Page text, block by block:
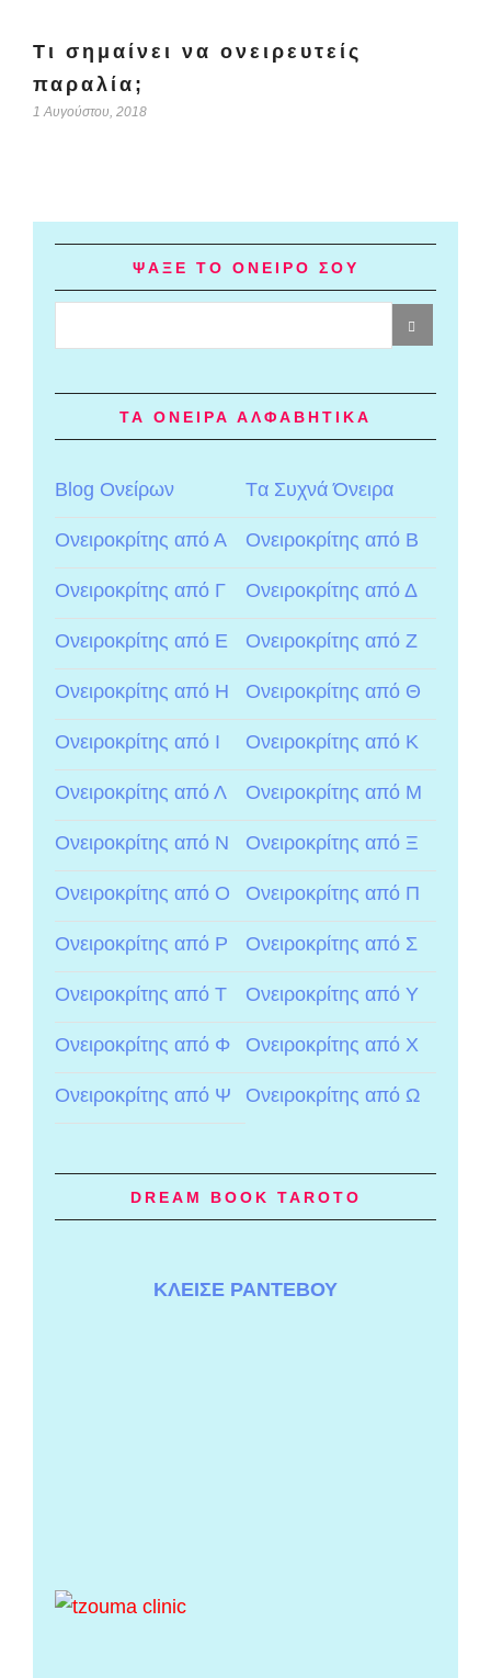
Τι σημαίνει να ονειρευτείς
παραλία;
1 Αυγούστου, 2018
ΨΑΞΕ ΤΟ ΟΝΕΙΡΟ ΣΟΥ
ΤΑ ΟΝΕΙΡΑ ΑΛΦΑΒΗΤΙΚΑ
Blog Ονείρων Tα Συχνά Όνειρα
Ονειροκρίτης από Α Ονειροκρίτης από Β
Ονειροκρίτης από Γ Ονειροκρίτης από Δ
Ονειροκρίτης από Ε Ονειροκρίτης από Ζ
Ονειροκρίτης από Η Ονειροκρίτης από Θ
Ονειροκρίτης από Ι Ονειροκρίτης από Κ
Ονειροκρίτης από Λ Ονειροκρίτης από Μ
Ονειροκρίτης από Ν Ονειροκρίτης από Ξ
Ονειροκρίτης από Ο Ονειροκρίτης από Π
Ονειροκρίτης από Ρ Ονειροκρίτης από Σ
Ονειροκρίτης από Τ Ονειροκρίτης από Υ
Ονειροκρίτης από Φ Ονειροκρίτης από Χ
Ονειροκρίτης από Ψ Ονειροκρίτης από Ω
DREAM BOOK TAROTO
ΚΛΕΙΣΕ ΡΑΝΤΕΒΟΥ